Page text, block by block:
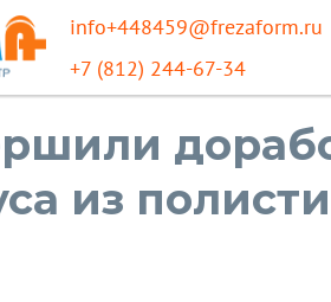
info+448459@frezaform.ru
+7 (812) 244-67-34
из